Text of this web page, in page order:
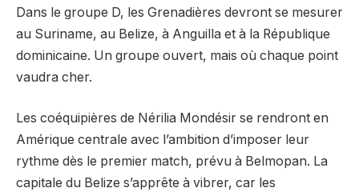
Dans le groupe D, les Grenadières devront se mesurer
au Suriname, au Belize, à Anguilla et à la République
dominicaine. Un groupe ouvert, mais où chaque point
vaudra cher.
Les coéquipières de Nérilia Mondésir se rendront en
Amérique centrale avec l’ambition d’imposer leur
rythme dès le premier match, prévu à Belmopan. La
capitale du Belize s’apprête à vibrer, car les